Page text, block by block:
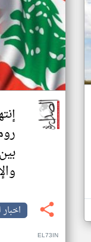
اخبار
EL73IN